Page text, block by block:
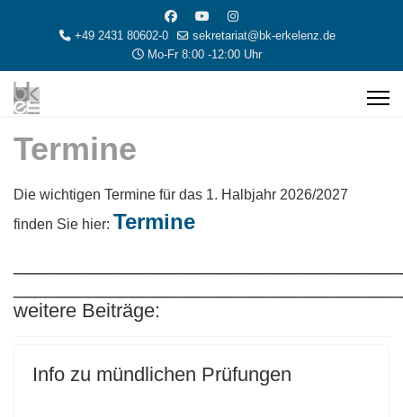
+49 2431 80602-0
sekretariat@bk-erkelenz.de
Mo-Fr 8:00 -12:00 Uhr
Termine
Die wichtigen Termine für das 1. Halbjahr 2026/2027
finden Sie hier: Termine
weitere Beiträge:
Info zu mündlichen Prüfungen